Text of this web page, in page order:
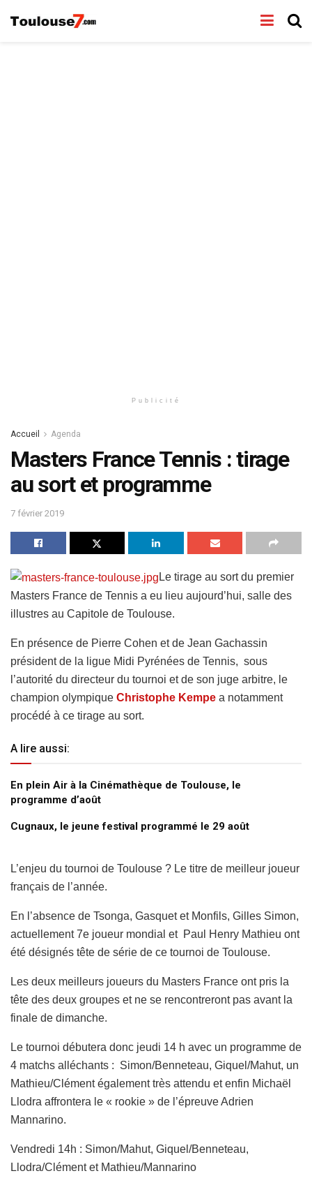
Publicité
Accueil Agenda
Masters France Tennis : tirage
au sort et programme
7 février 2019
Le tirage au sort du premier
Masters France de Tennis a eu lieu aujourd’hui, salle des
illustres au Capitole de Toulouse.
En présence de Pierre Cohen et de Jean Gachassin
président de la ligue Midi Pyrénées de Tennis, sous
l’autorité du directeur du tournoi et de son juge arbitre, le
champion olympique Christophe Kempe a notamment
procédé à ce tirage au sort.
A lire aussi:
En plein Air à la Cinémathèque de Toulouse, le
programme d’août
Cugnaux, le jeune festival programmé le 29 août
L’enjeu du tournoi de Toulouse ? Le titre de meilleur joueur
français de l’année.
En l’absence de Tsonga, Gasquet et Monfils, Gilles Simon,
actuellement 7e joueur mondial et Paul Henry Mathieu ont
été désignés tête de série de ce tournoi de Toulouse.
Les deux meilleurs joueurs du Masters France ont pris la
tête des deux groupes et ne se rencontreront pas avant la
finale de dimanche.
Le tournoi débutera donc jeudi 14 h avec un programme de
4 matchs alléchants : Simon/Benneteau, Giquel/Mahut, un
Mathieu/Clément également très attendu et enfin Michaël
Llodra affrontera le « rookie » de l’épreuve Adrien
Mannarino.
Vendredi 14h : Simon/Mahut, Giquel/Benneteau,
Llodra/Clément et Mathieu/Mannarino